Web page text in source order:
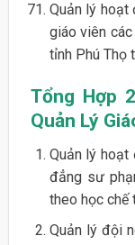
Quản lý hoạt
giáo viên
tỉnh Phú Thọ
Tổng Hợp
Quản Lý
Quản lý
đẳng sư
theo học chế
Quản lý đội